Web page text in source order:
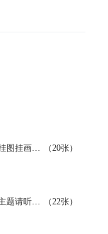
2025年国际档案日海报挂图挂画设计
（20张）
2025年国际档案日活动主题请听档案说
（22张）